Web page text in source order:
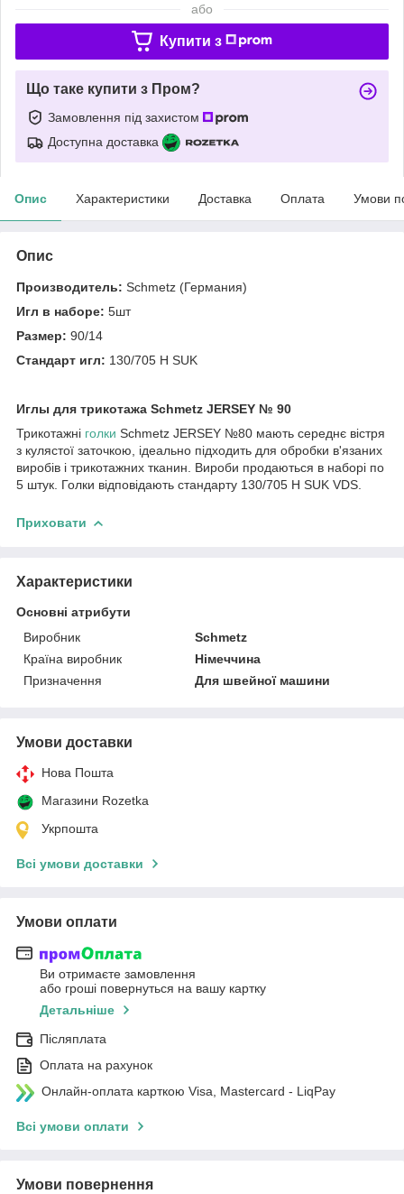
або
Купити з
Що таке купити з Пром?
Замовлення під захистом
Доступна доставка
Опис Характеристики Доставка Оплата Умови
Опис
Производитель: Schmetz (Германия)
Игл в наборе: 5шт
Размер: 90/14
Стандарт игл: 130/705 H SUK
Иглы для трикотажа Schmetz JERSEY № 90
Трикотажні голки Schmetz JERSEY №80 мають середнє вістря
з кулястої заточкою, ідеально підходить для обробки в'язаних
виробів і трикотажних тканин. Вироби продаються в наборі по
5 штук. Голки відповідають стандарту 130/705 H SUK VDS.
Приховати
Характеристики
Основні атрибути
Виробник
Schmetz
Країна виробник
Німеччина
Призначення
Для швейної машини
Умови доставки
Нова Пошта
Магазини Rozetka
Укрпошта
Всі умови доставки
Умови оплати
Ви отримаєте замовлення
або гроші повернуться на вашу картку
Детальніше
Післяплата
Оплата на рахунок
Онлайн-оплата карткою Visa, Mastercard - LiqPay
Всі умови оплати
Умови повернення